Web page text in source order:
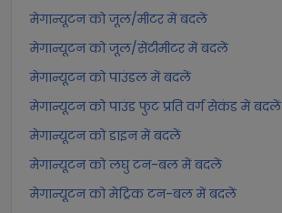
मेगान्यूटन को जूल/मीटर में बदलें
मेगान्यूटन को जूल/सेंटीमीटर में बदलें
मेगान्यूटन को पाउंडल में बदलें
मेगान्यूटन को पाउंड फुट प्रति वर्ग सेकंड में बदलें
मेगान्यूटन को डाइन में बदलें
मेगान्यूटन को लघु टन-बल में बदलें
मेगान्यूटन को मेट्रिक टन-बल में बदलें